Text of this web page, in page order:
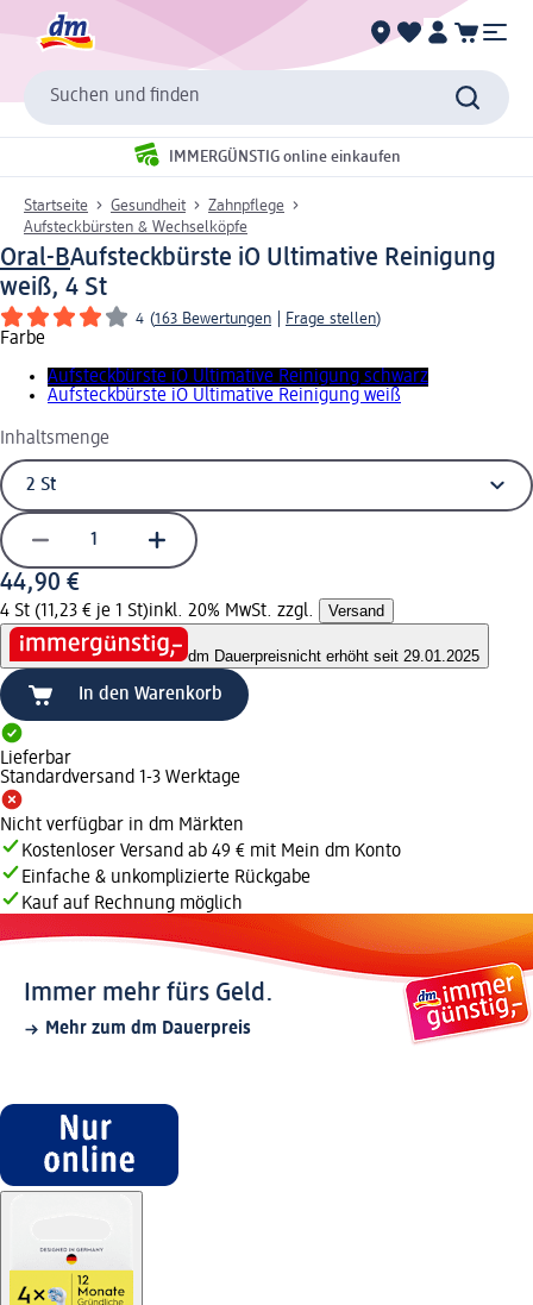
Suchen und finden
IMMERGÜNSTIG online einkaufen
Startseite Gesundheit
Zahnpflege
Aufsteckbürsten & Wechselköpfe
Oral-BAufsteckbürste iO Ultimative Reinigung
weiß, 4 St
4 (163 Bewertungen Frage stellen)
Farbe
Aufsteckbürste iO Ultimative Reinigung schwarz
Aufsteckbürste iO Ultimative Reinigung weiß
Inhaltsmenge
44,90 €
4 St (11,23 € je 1 St)inkl. 20% MwSt. zzgl. Versand
dm Dauerpreisnicht erhöht seit 29.01.2025
In den Warenkorb
Lieferbar
Standardversand 1-3 Werktage
Nicht verfügbar in dm Märkten
Kostenloser Versand ab 49 € mit Mein dm Konto
Einfache & unkomplizierte Rückgabe
Kauf auf Rechnung möglich
Immer mehr fürs Geld.
Mehr zum dm Dauerpreis